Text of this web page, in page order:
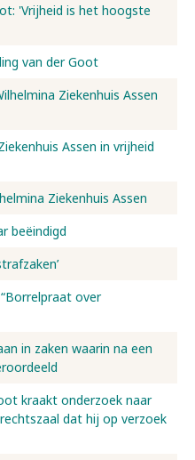
'Vrijheid is het hoogste
van der Goot
Ziekenhuis Assen
Assen in vrijheid
Ziekenhuis Assen
beëindigd
over
in zaken waarin na een
kraakt onderzoek naar
dat hij op verzoek